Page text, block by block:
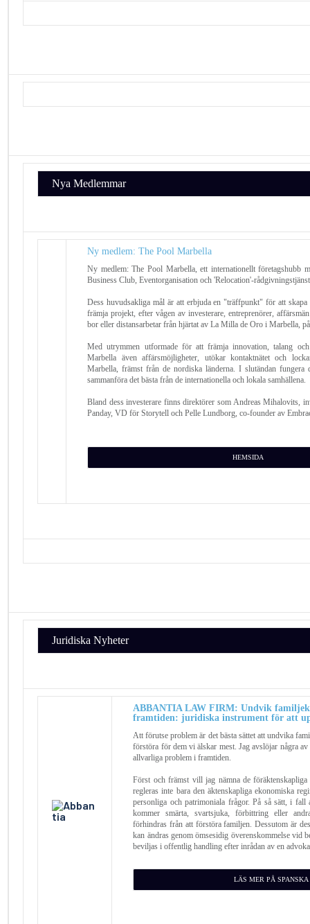
Nya Medlemmar
Ny medlem: The Pool Marbella
Ny medlem: The Pool Marbella, ett internationellt företagshubb
Business Club, Eventorganisation och 'Relocation'-
Dess huvudsakliga mål är att erbjuda en "träffpunkt" för att skapa
främja projekt, efter vågen av investerare, entreprenörer,
bor eller distansarbetar från hjärtat av La Milla de Oro i Marbella,
Med utrymmen utformade för att främja innovation, talang
Marbella även affärsmöjligheter, utökar kontaktnätet och
Marbella, främst från de nordiska länderna. I slutändan
sammanföra det bästa från de internationella och lokala samhällena.
Bland dess investerare finns direktörer som Andreas Mihalovits,
Panday, VD för Storytell och Pelle Lundborg, co-founder av
HEMSIDA
Juridiska Nyheter
ABBANTIA LAW FIRM: Undvik
framtiden: juridiska instrument för att
Att förutse problem är det bästa sättet att undvika
förstöra för dem vi älskar mest. Jag avslöjar några
allvarliga problem i framtiden.
Först och främst vill jag nämna de
regleras inte bara den äktenskapliga ekonomiska
personliga och patrimoniala frågor. På så sätt, i
kommer smärta, svartsjuka, förbittring eller
förhindras från att förstöra familjen. Dessutom är
kan ändras genom ömsesidig överenskommelse vid
beviljas i offentlig handling efter inrådan av en
LÄS MER PÅ SPANSKA